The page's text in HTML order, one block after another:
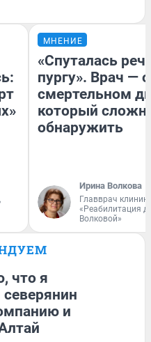
МНЕНИЕ
«Спуталась
пургу». Врач — о
смертельном
который
обнаружить
Ирина Волкова
Главврач
«Реабилитация
Волковой»
что я
и